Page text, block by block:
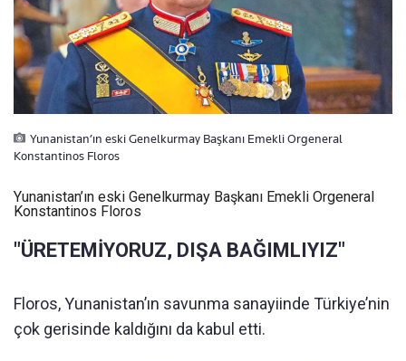
Yunanistan’ın eski Genelkurmay Başkanı Emekli Orgeneral
Konstantinos Floros
Yunanistan’ın eski Genelkurmay Başkanı Emekli Orgeneral
Konstantinos Floros
"ÜRETEMİYORUZ, DIŞA BAĞIMLIYIZ"
Floros, Yunanistan’ın savunma sanayiinde Türkiye’nin
çok gerisinde kaldığını da kabul etti.